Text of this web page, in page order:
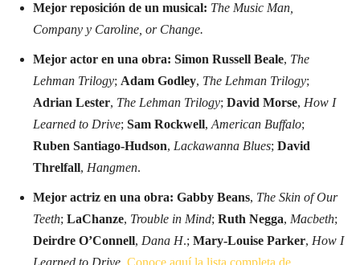
Mejor reposición de un musical: The Music Man,
Company y Caroline, or Change.
Mejor actor en una obra: Simon Russell Beale, The
Lehman Trilogy; Adam Godley, The Lehman Trilogy;
Adrian Lester, The Lehman Trilogy; David Morse, How I
Learned to Drive; Sam Rockwell, American Buffalo;
Ruben Santiago-Hudson, Lackawanna Blues; David
Threlfall, Hangmen.
Mejor actriz en una obra: Gabby Beans, The Skin of Our
Teeth; LaChanze, Trouble in Mind; Ruth Negga, Macbeth;
Deirdre O’Connell, Dana H.; Mary-Louise Parker, How I
Learned to Drive. Conoce aquí la lista completa de